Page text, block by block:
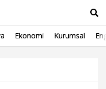
Ekonomi Kurumsal